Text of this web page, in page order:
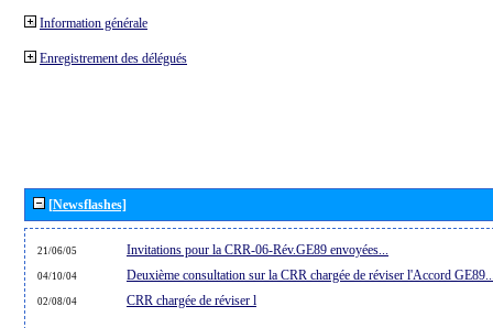
Information générale
Enregistrement des délégués
[Newsflashes]
21/06/05 Invitations pour la CRR-06-Rév.GE89 envoyées...
04/10/04 Deuxième consultation sur la CRR chargée de réviser l'Accord
02/08/04 CRR chargée de réviser l